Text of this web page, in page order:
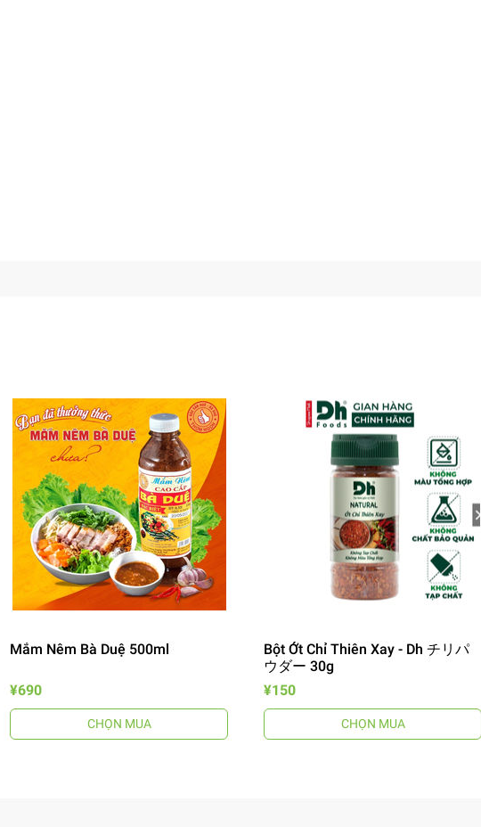
Mắm Nêm Bà Duệ 500ml
¥690
CHỌN MUA
Bột Ớt Chỉ Thiên Xay - Dh チリパ
ウダー 30g
¥150
CHỌN MUA